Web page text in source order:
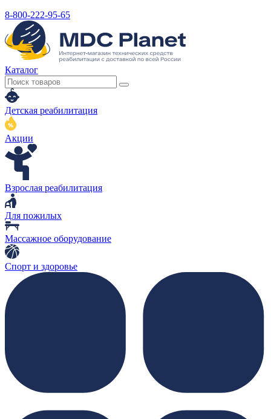
8-800-222-95-65
Каталог
Детская реабилитация
Акции
Взрослая реабилитация
Для пожилых
Массажное оборудование
Спорт и здоровье